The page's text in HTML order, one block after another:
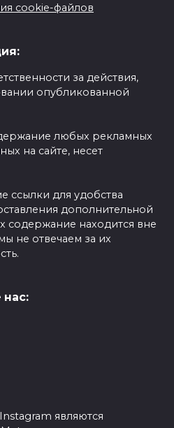
cookie-файлов
за действия,
опубликованной
любых рекламных
на сайте, несет
ссылки для удобства
дополнительной
содержание находится вне
не отвечаем за их
нас:
являются